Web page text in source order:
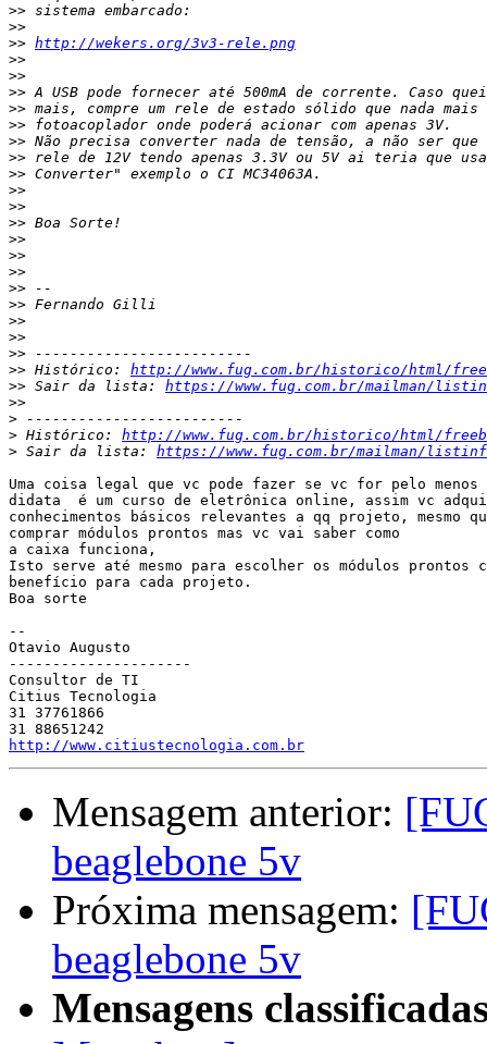
>>
>>
>> http://wekers.org/3v3-rele.png
>>
>>
>>
>>
>>
>>
>>
>>
>>
>>
>>
>>
>>
>>
>>
>>
>>
>>
>>
>> Histórico: http://www.fug.com.br/historico/html/
>> Sair da lista: https://www.fug.com.br/mailman/
>>
>
> Histórico: http://www.fug.com.br/historico/html/
> Sair da lista: https://www.fug.com.br/mailman/
Uma coisa legal que vc pode fazer se vc for pelo menos
didata  é um curso de eletrônica online, assim vc
conhecimentos básicos relevantes a qq projeto, mesmo
comprar módulos prontos mas vc vai saber como
a caixa funciona,
Isto serve até mesmo para escolher os módulos prontos
benefício para cada projeto.
Boa sorte
--
Otavio Augusto
---------------------
Consultor de TI
Citius Tecnologia
31 37761866
http://www.citiustecnologia.com.br
Mensagem anterior:
beaglebone 5v
Próxima mensagem:
beaglebone 5v
Mensagens